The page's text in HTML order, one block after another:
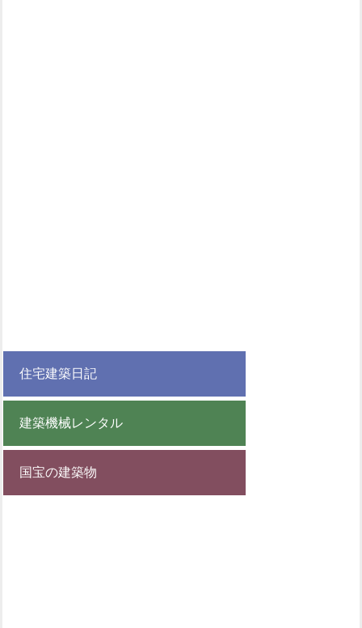
住宅建築日記
建築機械レンタル
国宝の建築物